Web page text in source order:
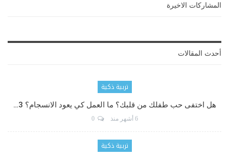
المشاركات الاخيرة
أحدث المقالات
تربية ذكية
هل اختفى حب طفلك من قلبك؟ ما العمل كي يعود الانسجام؟ 3…
6 أشهر منذ 0
تربية ذكية